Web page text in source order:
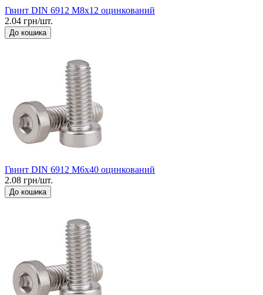
Гвинт DIN 6912 М8x12 оцинкований
2.04 грн/шт.
До кошика
Гвинт DIN 6912 М6x40 оцинкований
2.08 грн/шт.
До кошика